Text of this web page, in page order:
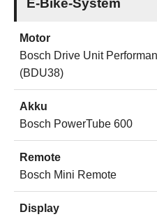
E-Bike-System
Motor
Bosch Drive Unit
(BDU38)
Akku
Bosch PowerTube 600
Remote
Bosch Mini Remote
Display